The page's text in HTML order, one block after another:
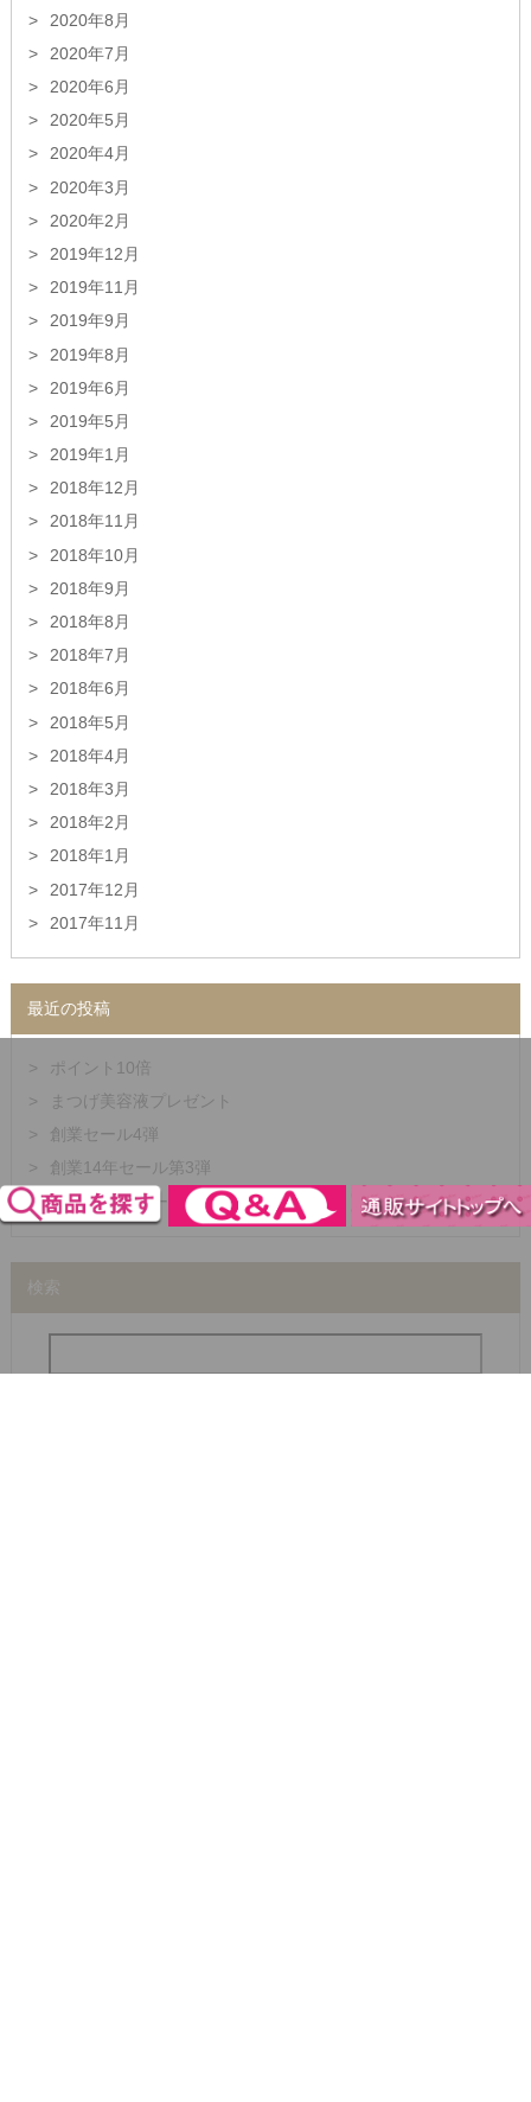
2020年8月
2020年7月
2020年6月
2020年5月
2020年4月
2020年3月
2020年2月
2019年12月
2019年11月
2019年9月
2019年8月
2019年6月
2019年5月
2019年1月
2018年12月
2018年11月
2018年10月
2018年9月
2018年8月
2018年7月
2018年6月
2018年5月
2018年4月
2018年3月
2018年2月
2018年1月
2017年12月
2017年11月
最近の投稿
ポイント10倍
まつげ美容液プレゼント
創業セール4弾
創業14年セール第3弾
【創業14年セール 第2弾】
検索